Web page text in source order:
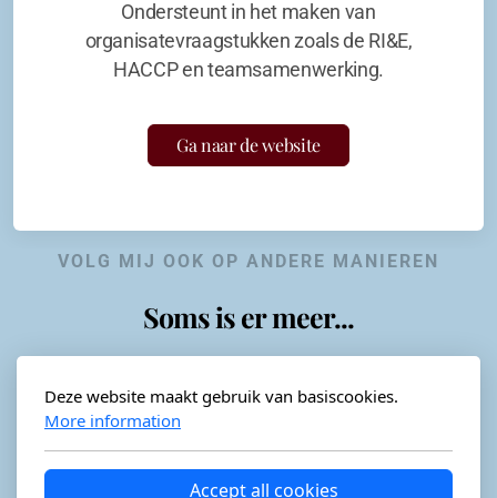
Ondersteunt in het maken van
organisatevraagstukken zoals de RI&E,
HACCP en teamsamenwerking.
Ga naar de website
VOLG MIJ OOK OP ANDERE MANIEREN
Soms is er meer...
Horeca-advies
Deze website maakt gebruik van basiscookies.
More information
Accept all cookies